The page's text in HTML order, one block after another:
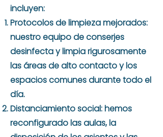
incluyen:
Protocolos de limpieza mejorados:
nuestro equipo de conserjes
desinfecta y limpia rigurosamente
las áreas de alto contacto y los
espacios comunes durante todo el
día.
Distanciamiento social: hemos
reconfigurado las aulas, la